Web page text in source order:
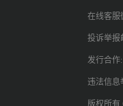
在线客服
投诉举报
发行合作:
违法信息
版权所有